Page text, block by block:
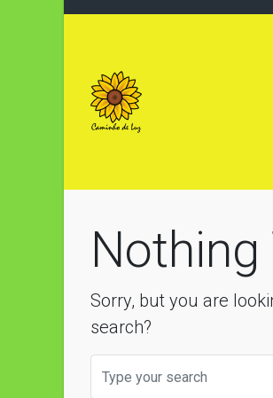
Nothing
Sorry, but you are
search?